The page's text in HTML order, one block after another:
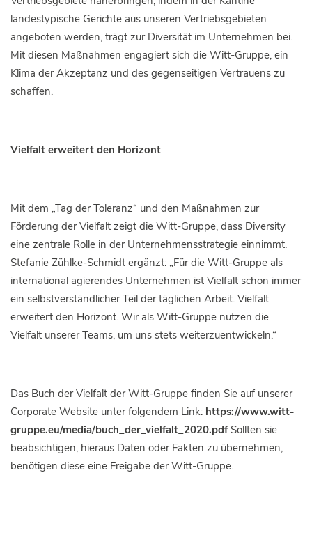
landestypische Gerichte aus unseren Vertriebsgebieten
angeboten werden, trägt zur Diversität im Unternehmen bei.
Mit diesen Maßnahmen engagiert sich die Witt-Gruppe, ein
Klima der Akzeptanz und des gegenseitigen Vertrauens zu
schaffen.
Vielfalt erweitert den Horizont
Mit dem „Tag der Toleranz“ und den Maßnahmen zur
Förderung der Vielfalt zeigt die Witt-Gruppe, dass Diversity
eine zentrale Rolle in der Unternehmensstrategie einnimmt.
Stefanie Zühlke-Schmidt ergänzt: „Für die Witt-Gruppe als
international agierendes Unternehmen ist Vielfalt schon immer
ein selbstverständlicher Teil der täglichen Arbeit. Vielfalt
erweitert den Horizont. Wir als Witt-Gruppe nutzen die
Vielfalt unserer Teams, um uns stets weiterzuentwickeln.“
Das Buch der Vielfalt der Witt-Gruppe finden Sie auf unserer
Corporate Website unter folgendem Link: https://www.witt-
gruppe.eu/media/buch_der_vielfalt_2020.pdfSollten sie
beabsichtigen, hieraus Daten oder Fakten zu übernehmen,
benötigen diese eine Freigabe der Witt-Gruppe.